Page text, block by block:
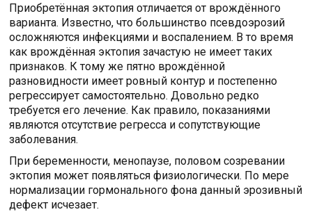
Приобретённая эктопия отличается от врождённого
варианта. Известно, что большинство псевдоэрозий
осложняются инфекциями и воспалением. В то время
как врождённая эктопия зачастую не имеет таких
признаков. К тому же пятно врождённой
разновидности имеет ровный контур и постепенно
регрессирует самостоятельно. Довольно редко
требуется его лечение. Как правило, показаниями
являются отсутствие регресса и сопутствующие
заболевания.
При беременности, менопаузе, половом созревании
эктопия может появляться физиологически. По мере
нормализации гормонального фона данный эрозивный
дефект исчезает.